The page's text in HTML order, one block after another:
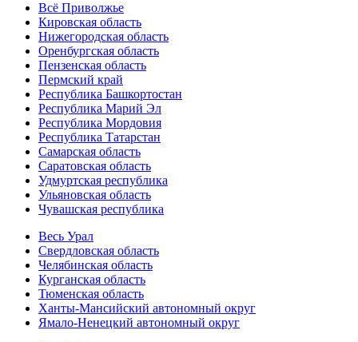
Всё Приволжье
Кировская область
Нижегородская область
Оренбургская область
Пензенская область
Пермский край
Республика Башкортостан
Республика Марий Эл
Республика Мордовия
Республика Татарстан
Самарская область
Саратовская область
Удмуртская республика
Ульяновская область
Чувашская республика
Весь Урал
Свердловская область
Челябинская область
Курганская область
Тюменская область
Ханты-Мансийский автономный округ
Ямало-Ненецкий автономный округ